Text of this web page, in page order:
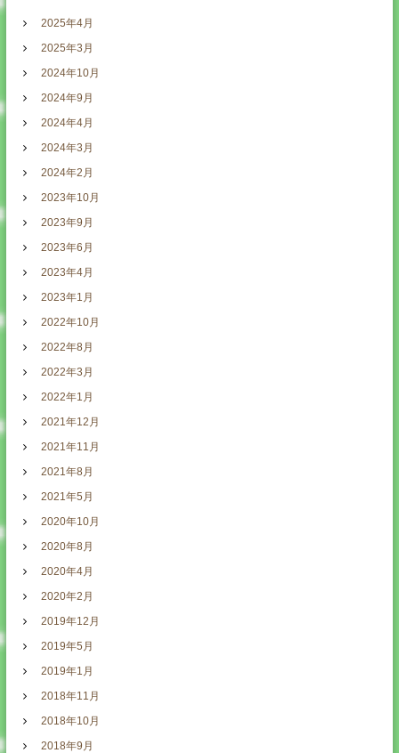
2025年4月
2025年3月
2024年10月
2024年9月
2024年4月
2024年3月
2024年2月
2023年10月
2023年9月
2023年6月
2023年4月
2023年1月
2022年10月
2022年8月
2022年3月
2022年1月
2021年12月
2021年11月
2021年8月
2021年5月
2020年10月
2020年8月
2020年4月
2020年2月
2019年12月
2019年5月
2019年1月
2018年11月
2018年10月
2018年9月